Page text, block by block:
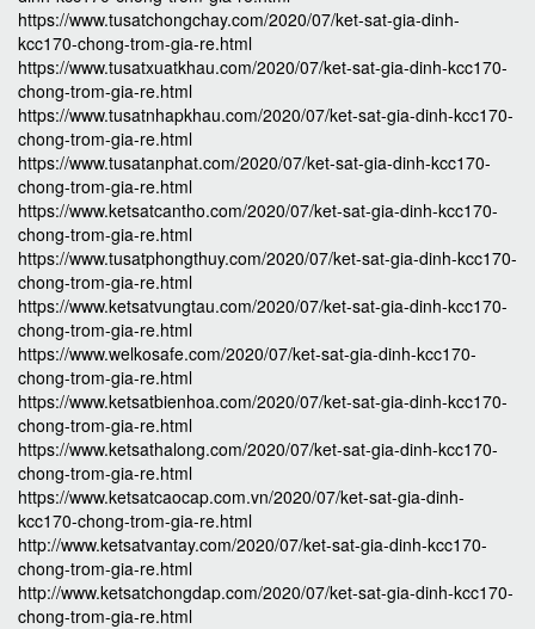
https://www.tusatchongchay.com/2020/07/ket-sat-gia-dinh-
kcc170-chong-trom-gia-re.html
https://www.tusatxuatkhau.com/2020/07/ket-sat-gia-dinh-kcc170-
chong-trom-gia-re.html
https://www.tusatnhapkhau.com/2020/07/ket-sat-gia-dinh-kcc170-
chong-trom-gia-re.html
https://www.tusatanphat.com/2020/07/ket-sat-gia-dinh-kcc170-
chong-trom-gia-re.html
https://www.ketsatcantho.com/2020/07/ket-sat-gia-dinh-kcc170-
chong-trom-gia-re.html
https://www.tusatphongthuy.com/2020/07/ket-sat-gia-dinh-kcc170-
chong-trom-gia-re.html
https://www.ketsatvungtau.com/2020/07/ket-sat-gia-dinh-kcc170-
chong-trom-gia-re.html
https://www.welkosafe.com/2020/07/ket-sat-gia-dinh-kcc170-
chong-trom-gia-re.html
https://www.ketsatbienhoa.com/2020/07/ket-sat-gia-dinh-kcc170-
chong-trom-gia-re.html
https://www.ketsathalong.com/2020/07/ket-sat-gia-dinh-kcc170-
chong-trom-gia-re.html
https://www.ketsatcaocap.com.vn/2020/07/ket-sat-gia-dinh-
kcc170-chong-trom-gia-re.html
http://www.ketsatvantay.com/2020/07/ket-sat-gia-dinh-kcc170-
chong-trom-gia-re.html
http://www.ketsatchongdap.com/2020/07/ket-sat-gia-dinh-kcc170-
chong-trom-gia-re.html